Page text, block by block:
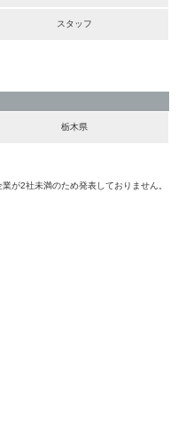
スタッフ
栃木県
が2社未満のため発表しておりません。